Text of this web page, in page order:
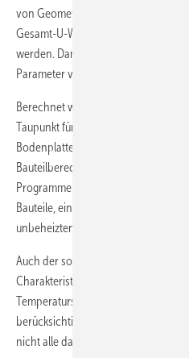
von Geometrie, Rahmen,
Gesamt-U-Wert des Fensters
werden. Damit können zum Beispiel
Parameter vorgegeben und
Berechnet werden U- und R-Werte,
Taupunkt für Außen- und
Bodenplatten, Zwischendecken,
Bauteilberechnung zeigen sich die
Programme können beispielsweise
Bauteile, eine Gefälledämmung,
unbeheizten Räumen berechnen.
Auch der sommerliche
Charakteristik von Baustoffen
Temperaturschwankung sowie die
berücksichtigen nicht alle
nicht alle das